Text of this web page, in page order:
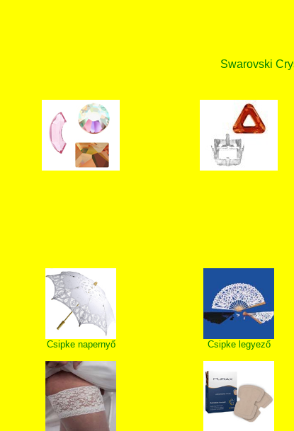
Swarovski
Csipke napernyő Csipke legyező